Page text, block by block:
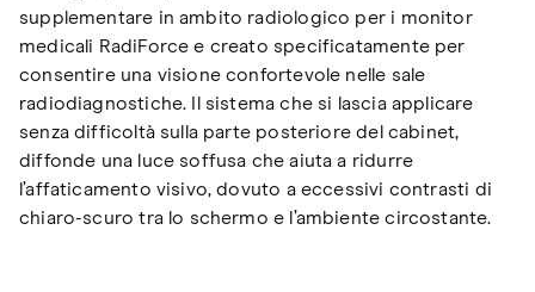
supplementare in ambito radiologico per i monitor
medicali RadiForce e creato specificatamente per
consentire una visione confortevole nelle sale
radiodiagnostiche. Il sistema che si lascia applicare
senza difficoltà sulla parte posteriore del cabinet,
diffonde una luce soffusa che aiuta a ridurre
l’affaticamento visivo, dovuto a eccessivi contrasti di
chiaro-scuro tra lo schermo e l’ambiente circostante.